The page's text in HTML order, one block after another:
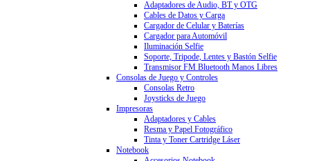
Adaptadores de Audio, BT y OTG
Cables de Datos y Carga
Cargador de Celular y Baterías
Cargador para Automóvil
Iluminación Selfie
Soporte, Tripode, Lentes y Bastón Selfie
Transmisor FM Bluetooth Manos Libres
Consolas de Juego y Controles
Consolas Retro
Joysticks de Juego
Impresoras
Adaptadores y Cables
Resma y Papel Fotográfico
Tinta y Toner Cartridge Láser
Notebook